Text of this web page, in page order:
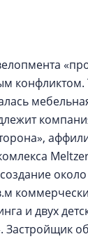
конфликтом.
и двух
Застройщик